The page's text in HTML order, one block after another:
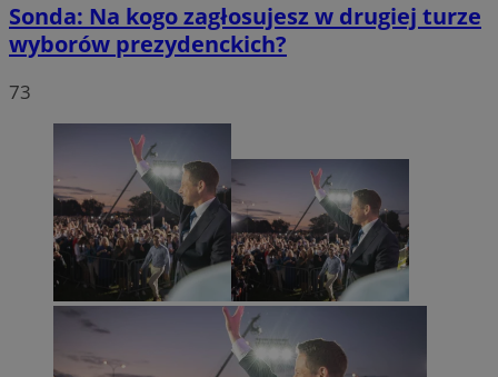
Sonda: Na kogo zagłosujesz w drugiej turze
wyborów prezydenckich?
73